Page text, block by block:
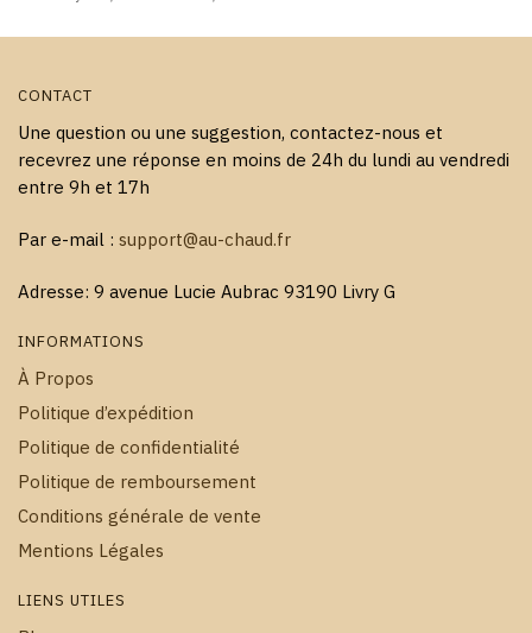
CONTACT
Une question ou une suggestion, contactez-nous et
recevrez une réponse en moins de 24h du lundi au vendredi
entre 9h et 17h
Par e-mail : support@au-chaud.fr
Adresse: 9 avenue Lucie Aubrac 93190 Livry G
INFORMATIONS
À Propos
Politique d’expédition
Politique de confidentialité
Politique de remboursement
Conditions générale de vente
Mentions Légales
LIENS UTILES